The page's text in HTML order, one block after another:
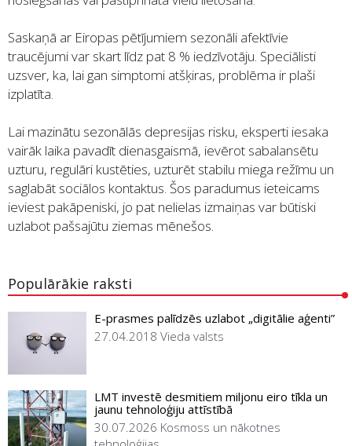
Saskaņā ar Eiropas pētījumiem sezonāli afektīvie
traucējumi var skart līdz pat 8 % iedzīvotāju. Speciālisti
uzsver, ka, lai gan simptomi atšķiras, problēma ir plaši
izplatīta.
Lai mazinātu sezonālās depresijas risku, eksperti iesaka
vairāk laika pavadīt dienasgaismā, ievērot sabalansētu
uzturu, regulāri kustēties, uzturēt stabilu miega režīmu un
saglabāt sociālos kontaktus. Šos paradumus ieteicams
ieviest pakāpeniski, jo pat nelielas izmaiņas var būtiski
uzlabot pašsajūtu ziemas mēnešos.
Populārākie raksti
E-prasmes palīdzēs uzlabot „digitālie aģenti”
27.04.2018 Vieda valsts
LMT investē desmitiem miljonu eiro tīkla un
jaunu tehnoloģiju attīstībā
30.07.2026 Kosmoss un nākotnes